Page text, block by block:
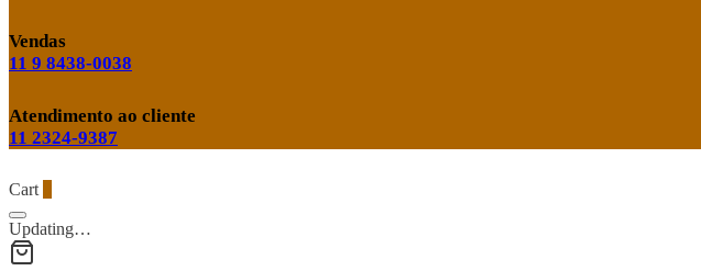
Vendas
11 9 8438-0038
Atendimento ao cliente
11 2324-9387
Cart
Updating…